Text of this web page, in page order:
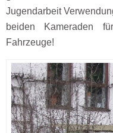
Jugendarbeit
beiden Kameraden
Fahrzeuge!